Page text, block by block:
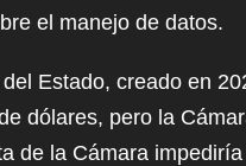
el manejo de datos.
Estado, creado en
dólares, pero la
de la Cámara